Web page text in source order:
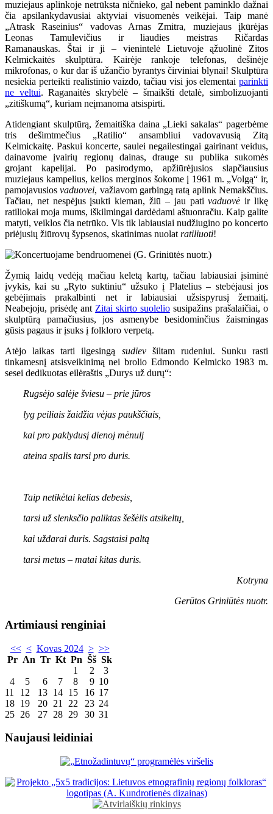
muziejaus aplinkoje netrūksta ničnieko, gal nebent paminklo dažnai
čia apsilankydavusiai aktyviai visuomenės veikėjai. Taip manė
„Atrask Raseinius“ vadovas Arnas Zmitra, muziejaus įkūrėjas
Leonas Tamulevičius ir liaudies meistras Ričardas
Ramanauskas. Štai ir ji – vienintelė Lietuvoje ąžuolinė Zitos
Kelmickaitės skulptūra. Kairėje rankoje telefonas, dešinėje
mikrofonas, o kur dar iš užančio byrantys čirviniai blynai! Skulptūra
nesiekia perteikti realistinio vaizdo, tačiau visi jos elementai parinkti
ne veltui. Raganaitės skrybėlė – šmaikšti detalė, simbolizuojanti
„zitiškumą“, kuriam neįmanoma atsispirti.
Atidengiant skulptūrą, žemaitiška daina „Lieki sakalas“ pagerbėme
tris dešimtmečius „Ratilio“ ansambliui vadovavusią Zitą
Kelmickaitę. Paskui koncerte, saulei negailestingai gairinant veidus,
dainavome įvairių regionų dainas, drauge su publika sukomės
grojant kapelijai. Po pasirodymo, apžiūrėjusios slapčiausius
muziejaus kampelius, kelios merginos šokome į 1961 m. „Volgą“ ir,
pamojavusiosvaduovei, važiavom garbingą ratą aplink Nemakščius.
Tačiau, net nespėjus įsukti kieman, žiū – jau pativaduovė ir likę
ratiliokai moja mums, iškilmingai dardėdami aštuonračiu. Kaip galite
matyti, veiklos čia netrūko. Vis tik labiausiai nudžiugino po koncerto
priėjusių žiūrovų šypsenos, skatinimas nuolat ratiliuoti!
Žymią laidų vedėją mačiau keletą kartų, tačiau labiausiai įsiminė
įvykis, kai su „Ryto suktiniu“ užsuko į Platelius – stebėjausi jos
gebėjimais prakalbinti net ir labiausiai užsispyrusį žemaitį.
Neabejoju, prisėdę ant Zitai skirto suolelio susipažins prašalaičiai, o
skulptūrą pamačiusius, jos asmenybe besidominčius žaismingas
gūsis pagaus ir įsuks į folkloro verpetą.
Atėjo laikas tarti ilgesingą sudievšiltam rudeniui. Sunku rasti
tinkamesnį atsisveikinimą nei brolio Edmondo Kelmicko 1983 m.
sesei dedikuotas eilėraštis „Durys už durų“:
Rugsėjo salėje šviesu – prie jūros
lyg peiliais žaidžia vėjas paukščiais,
kai pro paklydusį dienoj mėnulį
ateina spalis tarsi pro duris.
Taip netikėtai kelias debesis,
tarsi už slenksčio paliktas šešėlis atsikeltų,
kai uždarai duris. Sagstaisi paltą
tarsi metus – matai kitas duris.
Kotryna
Gerūtos Griniūtės nuotr.
Artimiausi renginiai
<< < Kovas 2024 > >>
Pr An Tr Kt Pn Šš Sk
1
2
3
4
5 6 7 8 9 10
11
12 13 14 15 16 17
18 19 20 21 22 23 24
25 26 27 28 29 30 31
Naujausi leidiniai